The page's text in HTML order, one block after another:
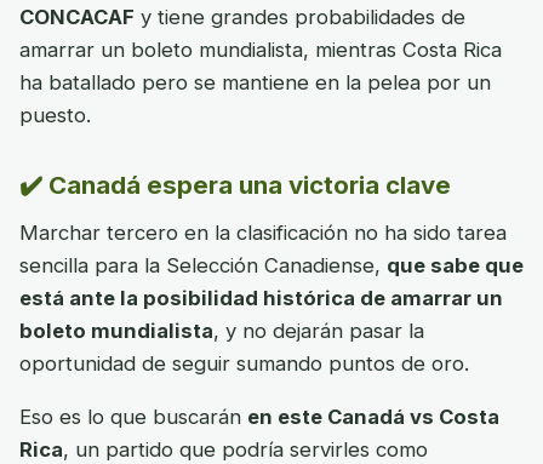
CONCACAF y tiene grandes probabilidades de
amarrar un boleto mundialista, mientras Costa Rica
ha batallado pero se mantiene en la pelea por un
puesto.
✔️ Canadá espera una victoria clave
Marchar tercero en la clasificación no ha sido tarea
sencilla para la Selección Canadiense, que sabe que
está ante la posibilidad histórica de amarrar un
boleto mundialista, y no dejarán pasar la
oportunidad de seguir sumando puntos de oro.
Eso es lo que buscarán en este Canadá vs Costa
Rica, un partido que podría servirles como